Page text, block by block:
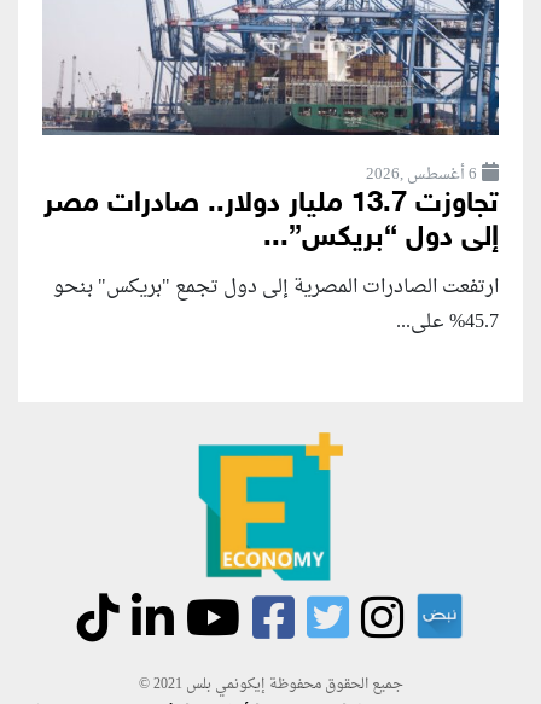
6 أغسطس ,2026
تجاوزت 13.7 مليار دولار.. صادرات مصر
إلى دول “بريكس”...
ارتفعت الصادرات المصرية إلى دول تجمع "بريكس" بنحو
45.7% على...
جميع الحقوق محفوظة إيكونمي بلس 2021 ©